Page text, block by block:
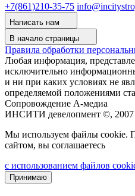
+7(861)210-35-75
Написать нам
В начало страницы
Правила обработки
Любая информация,
исключительно
и ни при каких условиях не
определяемой положениями
Сопровождение А-медиа
ИНСИТИ девелопмент ©,
Мы используем файлы cookie.
сайтом, вы соглашаетесь
с использованием файлов
Принимаю